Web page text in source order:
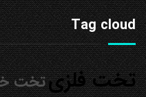
Tag cloud
تخت فلزیتخت